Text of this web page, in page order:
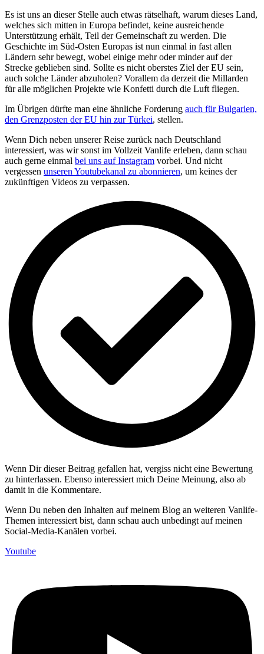
Es ist uns an dieser Stelle auch etwas rätselhaft, warum dieses Land,
welches sich mitten in Europa befindet, keine ausreichende
Unterstützung erhält, Teil der Gemeinschaft zu werden. Die
Geschichte im Süd-Osten Europas ist nun einmal in fast allen
Ländern sehr bewegt, wobei einige mehr oder minder auf der
Strecke geblieben sind. Sollte es nicht oberstes Ziel der EU sein,
auch solche Länder abzuholen? Vorallem da derzeit die Millarden
für alle möglichen Projekte wie Konfetti durch die Luft fliegen.
Im Übrigen dürfte man eine ähnliche Forderung auch für Bulgarien,
den Grenzposten der EU hin zur Türkei, stellen.
Wenn Dich neben unserer Reise zurück nach Deutschland
interessiert, was wir sonst im Vollzeit Vanlife erleben, dann schau
auch gerne einmal bei uns auf Instagram vorbei. Und nicht
vergessen unseren Youtubekanal zu abonnieren, um keines der
zukünftigen Videos zu verpassen.
Wenn Dir dieser Beitrag gefallen hat, vergiss nicht eine Bewertung
zu hinterlassen. Ebenso interessiert mich Deine Meinung, also ab
damit in die Kommentare.
Wenn Du neben den Inhalten auf meinem Blog an weiteren Vanlife-
Themen interessiert bist, dann schau auch unbedingt auf meinen
Social-Media-Kanälen vorbei.
Youtube